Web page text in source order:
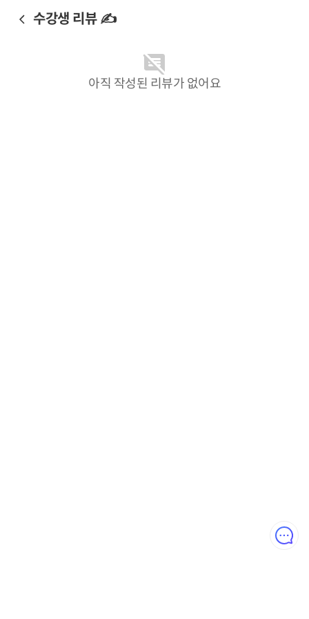
수강생 리뷰 ✍️
아직 작성된 리뷰가 없어요